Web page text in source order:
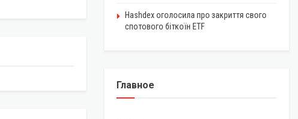
Hashdex оголосила про закриття свого
спотового біткоїн ETF
Главное
ЭКОНОМИКА